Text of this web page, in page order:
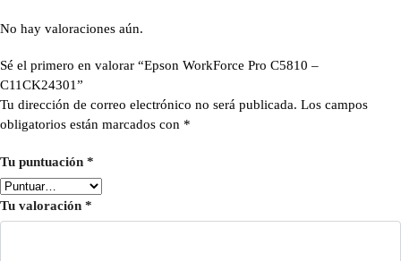
No hay valoraciones aún.
Sé el primero en valorar “Epson WorkForce Pro C5810 –
C11CK24301”
Tu dirección de correo electrónico no será publicada. Los campos
obligatorios están marcados con *
Tu puntuación *
Tu valoración *